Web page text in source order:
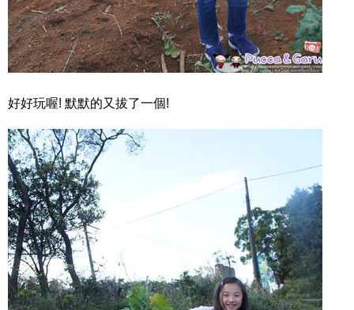
好好玩喔! 默默的又拔了一個!